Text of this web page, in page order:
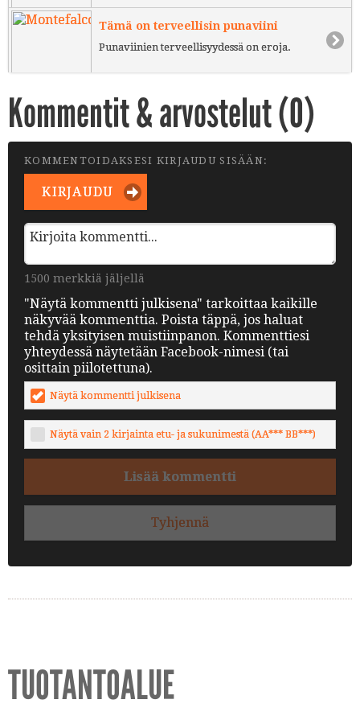
Tämä on terveellisin punaviini
Punaviinien terveellisyydessä on eroja.
Kommentit & arvostelut (0)
KOMMENTOIDAKSESI KIRJAUDU SISÄÄN:
KIRJAUDU
1500 merkkiä jäljellä
"Näytä kommentti julkisena" tarkoittaa kaikille
näkyvää kommenttia. Poista täppä, jos haluat
tehdä yksityisen muistiinpanon. Kommenttiesi
yhteydessä näytetään Facebook-nimesi (tai
osittain piilotettuna).
Näytä kommentti julkisena
Näytä vain 2 kirjainta etu- ja sukunimestä (AA*** BB***)
Lisää kommentti
Tyhjennä
TUOTANTOALUE